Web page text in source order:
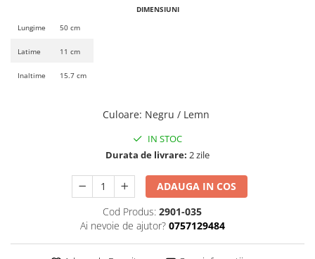
DIMENSIUNI
Lungime
50 cm
Latime 11 cm
Inaltime 15.7 cm
Culoare: Negru / Lemn
IN STOC
Durata de livrare: 2 zile
ADAUGA IN COS
Cod Produs: 2901-035
Ai nevoie de ajutor? 0757129484